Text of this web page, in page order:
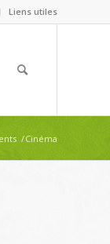
Liens utiles
/Cinéma